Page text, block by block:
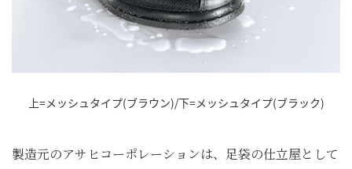
上=メッシュタイプ(ブラウン)/下=メッシュタイプ(ブラック)
製造元のアサヒコーポレーションは、足袋の仕立屋として